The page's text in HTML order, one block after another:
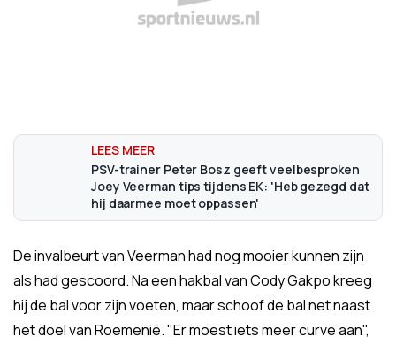
PSV-trainer Peter Bosz geeft veelbesproken
Joey Veerman tips tijdens EK: 'Heb gezegd dat
hij daarmee moet oppassen'
De invalbeurt van Veerman had nog mooier kunnen zijn
als had gescoord. Na een hakbal van Cody Gakpo kreeg
hij de bal voor zijn voeten, maar schoof de bal net naast
het doel van Roemenië. "Er moest iets meer curve aan",